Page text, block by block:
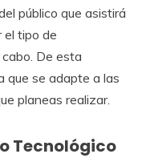
público que asistirá
el tipo de
De esta
que se adapte a las
planeas realizar.
Tecnológico